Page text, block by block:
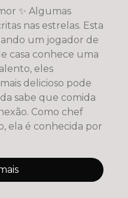
nas estrelas. Esta
casa conhece uma
eles
delicioso pode
Como chef
ela é conhecida por